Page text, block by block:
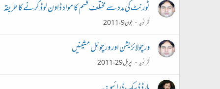
ٹورنٹ کی مدد سے مختلف قسم کا مواد ڈاون لوڈ کرنے کا طریقہ
فخرنوید جون 9، 2011
ورچولائزیشن اور ورچوئل مشینیں
فخرنوید اپریل 29، 2011